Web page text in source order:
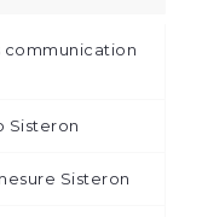
communication
Sisteron
Sisteron